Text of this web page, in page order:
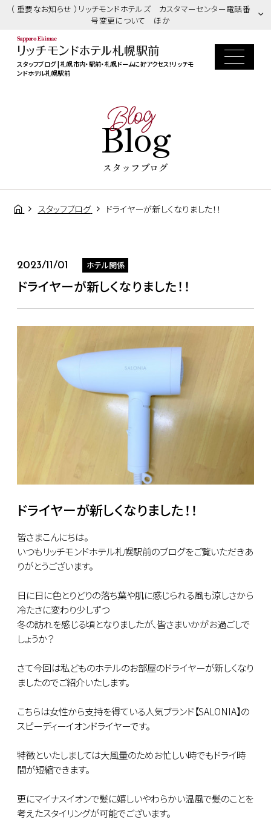
（ 重要なお知らせ ）リッチモンドホテルズ カスタマーセンター電話番
号変更について ほか
スタッフブログ | 札幌市内・駅前・札幌ドームに好アクセス！リッチモ
ンドホテル札幌駅前
Blog
Blog
スタッフブログ
スタッフブログ ドライヤーが新しくなりました！！
2023/11/01 ホテル関係
ドライヤーが新しくなりました！！
ドライヤーが新しくなりました！！
皆さまこんにちは。
いつもリッチモンドホテル札幌駅前のブログをご覧いただきあ
りがとうございます。
日に日に色とりどりの落ち葉や肌に感じられる風も涼しさから
冷たさに変わり少しずつ
冬の訪れを感じる頃となりましたが、皆さまいかがお過ごしで
しょうか？
さて今回は私どものホテルのお部屋のドライヤーが新しくなり
ましたのでご紹介いたします。
こちらは女性から支持を得ている人気ブランド【SALONIA】の
スピーディーイオンドライヤーです。
特徴といたしましては大風量のためお忙しい時でもドライ時
間が短縮できます。
更にマイナスイオンで髪に嬉しいやわらかい温風で髪のことを
考えたスタイリングが可能でございます。